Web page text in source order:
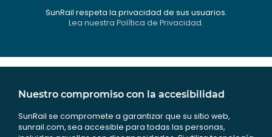
SunRail respeta la privacidad de sus usuarios.
Lea nuestra Política de Privacidad.
Nuestro compromiso con la accesibilidad
SunRail se compromete a garantizar que su sitio web,
sunrail.com, sea accesible para todas las personas,